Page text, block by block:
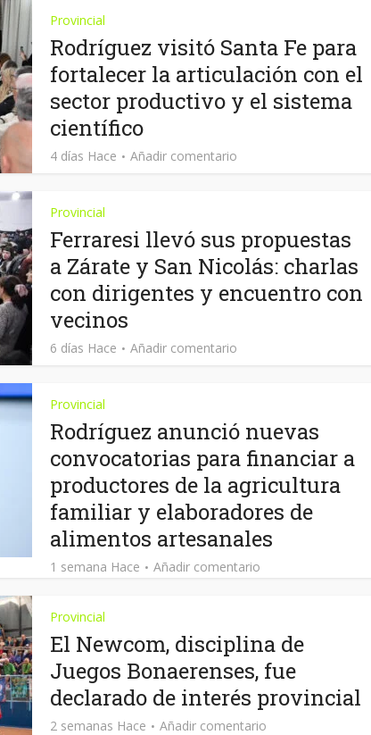
Provincial
Rodríguez visitó Santa Fe para
fortalecer la articulación con el
sector productivo y el sistema
científico
4 días Hace Añadir comentario
Provincial
Ferraresi llevó sus propuestas
a Zárate y San Nicolás: charlas
con dirigentes y encuentro con
vecinos
6 días Hace Añadir comentario
Provincial
Rodríguez anunció nuevas
convocatorias para financiar a
productores de la agricultura
familiar y elaboradores de
alimentos artesanales
1 semana Hace Añadir comentario
Provincial
El Newcom, disciplina de
Juegos Bonaerenses, fue
declarado de interés provincial
2 semanas Hace Añadir comentario